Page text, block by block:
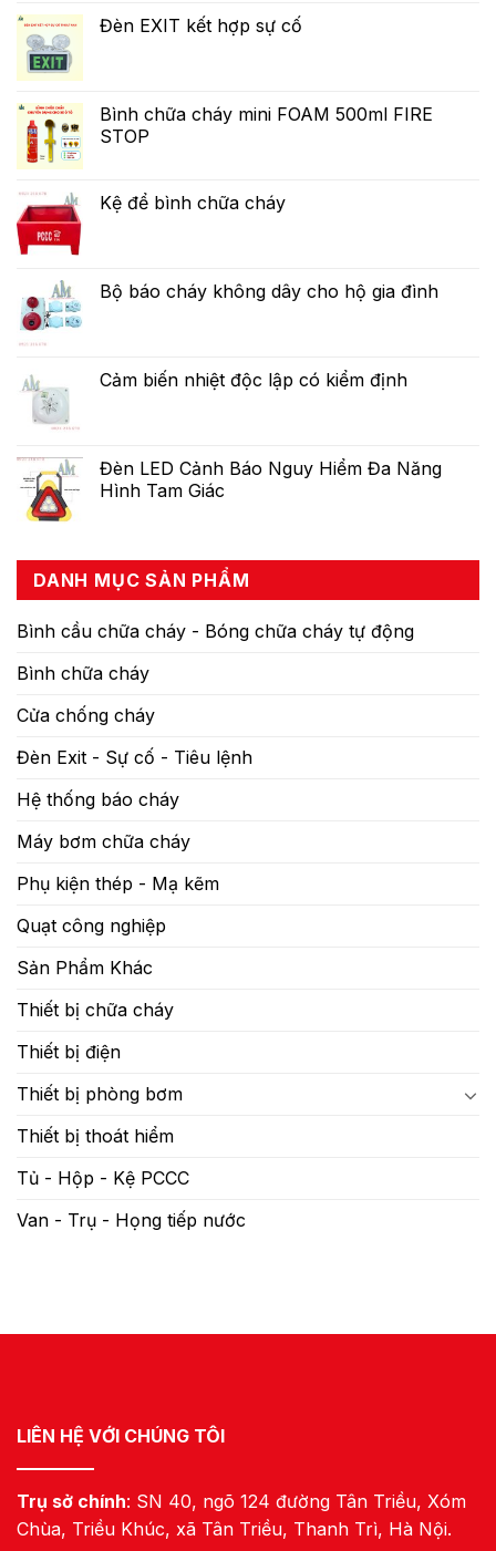
Đèn EXIT kết hợp sự cố
Bình chữa cháy mini FOAM 500ml FIRE
STOP
Kệ để bình chữa cháy
Bộ báo cháy không dây cho hộ gia đình
Cảm biến nhiệt độc lập có kiểm định
Đèn LED Cảnh Báo Nguy Hiểm Đa Năng
Hình Tam Giác
DANH MỤC SẢN PHẨM
Bình cầu chữa cháy - Bóng chữa cháy tự động
Bình chữa cháy
Cửa chống cháy
Đèn Exit - Sự cố - Tiêu lệnh
Hệ thống báo cháy
Máy bơm chữa cháy
Phụ kiện thép - Mạ kẽm
Quạt công nghiệp
Sản Phẩm Khác
Thiết bị chữa cháy
Thiết bị điện
Thiết bị phòng bơm
Thiết bị thoát hiểm
Tủ - Hộp - Kệ PCCC
Van - Trụ - Họng tiếp nước
LIÊN HỆ VỚI CHÚNG TÔI
Trụ sở chính: SN 40, ngõ 124 đường Tân Triều, Xóm
Chùa, Triều Khúc, xã Tân Triều, Thanh Trì, Hà Nội.